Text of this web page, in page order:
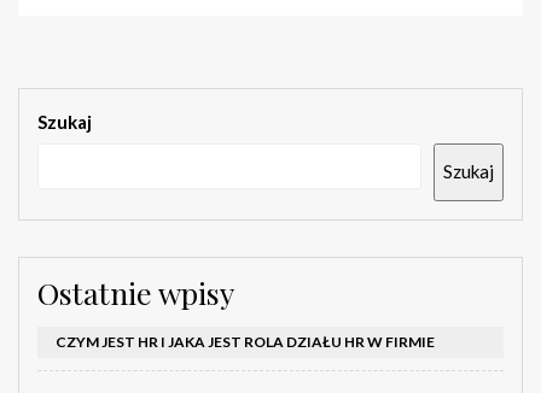
Szukaj
Szukaj
Ostatnie wpisy
CZYM JEST HR I JAKA JEST ROLA DZIAŁU HR W FIRMIE